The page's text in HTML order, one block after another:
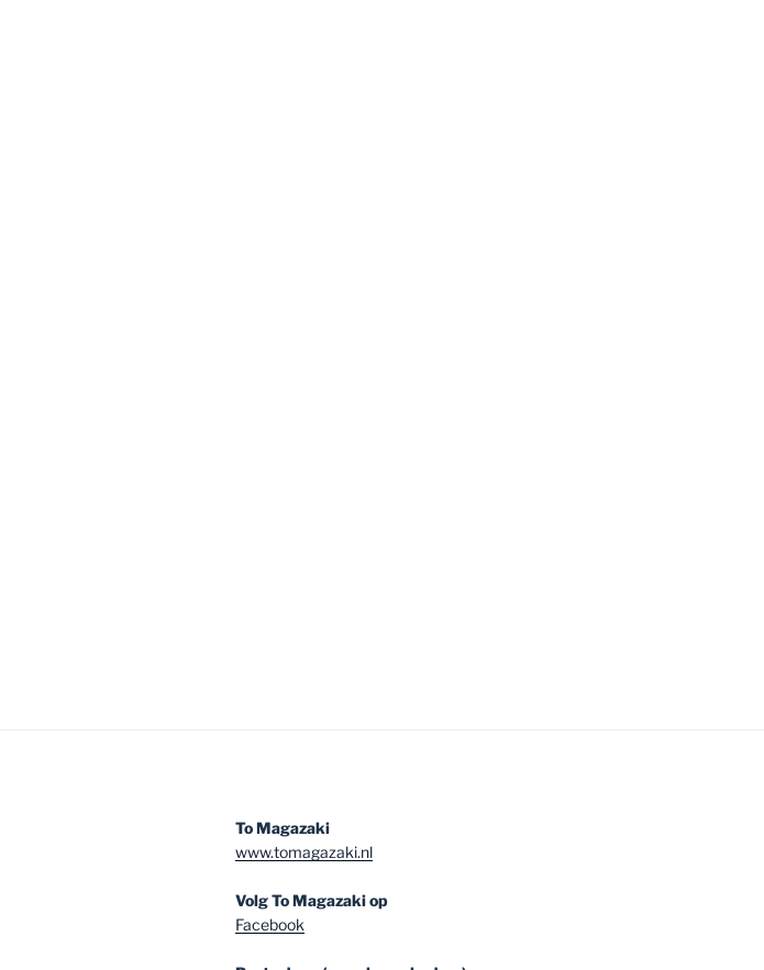
To Magazaki
www.tomagazaki.nl
Volg To Magazaki op
Facebook